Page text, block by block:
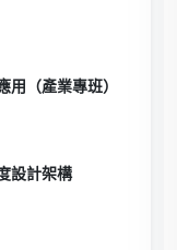
用（產業專班）
設計架構